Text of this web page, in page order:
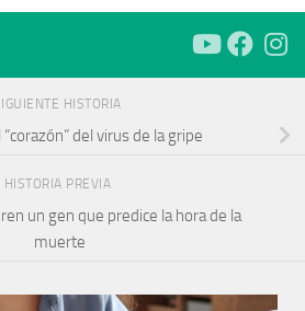
HISTORIA
del virus de la gripe
HISTORIA PREVIA
un gen que predice la hora de la
muerte